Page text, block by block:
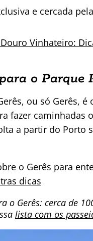
e cercada
Vinhateiro:
o Parque
ou só Gerês,
fazer
a partir do Porto
o Gerês para
dicas
o Gerês: cerca de
lista com os